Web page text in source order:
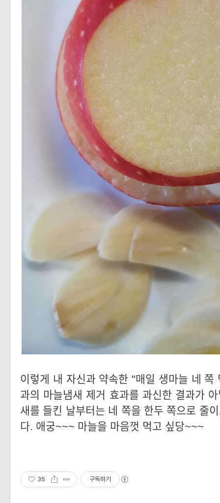
이렇게 내 자신과 약속한 "매일 생마늘 네
과의 마늘냄새 제거 효과를 과신한 결과가
새를 들킨 날부터는 네 쪽을 한두 쪽으로 줄
다. 애궁~~~ 마늘을 마음껏 먹고 싶당~~~
35 구독하기